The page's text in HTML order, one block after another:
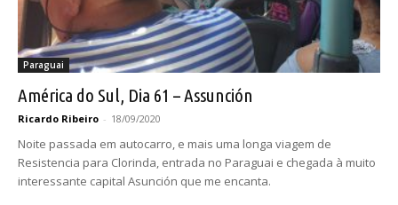
Paraguai
América do Sul, Dia 61 – Assunción
Ricardo Ribeiro - 18/09/2020
Noite passada em autocarro, e mais uma longa viagem de
Resistencia para Clorinda, entrada no Paraguai e chegada à muito
interessante capital Asunción que me encanta.